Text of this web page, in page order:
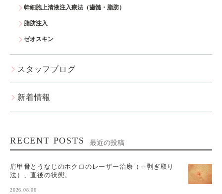
幹細胞上清液注入療法（歯髄・脂肪）
脂肪注入
ゼオスキン
スタッフブログ
新着情報
RECENT POSTS 最近の投稿
肩甲骨とうなじのホクロのレーザー治療（＋剥ぎ取り
法）、直後の状態。
2026.08.06